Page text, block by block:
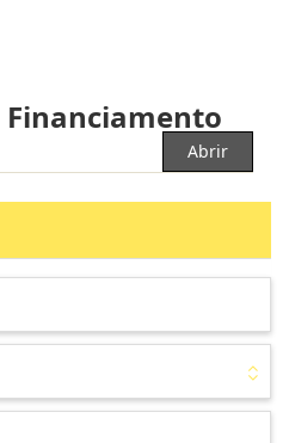
Financiamento
Abrir